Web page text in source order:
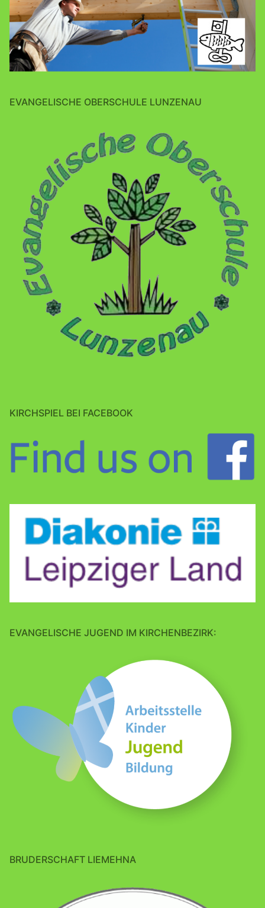
EVANGELISCHE OBERSCHULE LUNZENAU
KIRCHSPIEL BEI FACEBOOK
EVANGELISCHE JUGEND IM KIRCHENBEZIRK:
BRUDERSCHAFT LIEMEHNA